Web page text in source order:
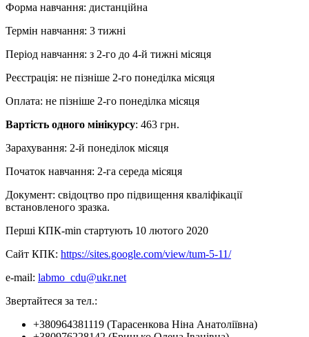
Форма навчання: дистанційна
Термін навчання: 3 тижні
Період навчання: з 2-го до 4-й тижні місяця
Реєстрація: не пізніше 2-го понеділка місяця
Оплата: не пізніше 2-го понеділка місяця
Вартість одного мінікурсу: 463 грн.
Зарахування: 2-й понеділок місяця
Початок навчання: 2-га середа місяця
Документ: свідоцтво про підвищення кваліфікації
встановленого зразка.
Перші КПК-min стартують 10 лютого 2020
Сайт КПК: https://sites.google.com/view/tum-5-11/
e-mail: labmo_cdu@ukr.net
Звертайтеся за тел.:
+380964381119 (Тарасенкова Ніна Анатоліївна)